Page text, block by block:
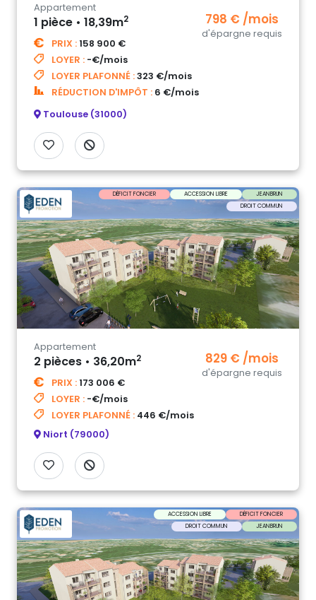
798 € /mois
d'épargne requis
Appartement
1 pièce • 18,39m2
PRIX : 158 900 €
LOYER : -€/mois
LOYER PLAFONNÉ :323 €/mois
RÉDUCTION D'IMPÔT : 6 €/mois
Toulouse (31000)
DÉFICIT FONCIER ACCESSION LIBRE
JEANBRUN
DROIT COMMUN
829 € /mois
d'épargne requis
Appartement
2 pièces • 36,20m2
PRIX : 173 006 €
LOYER : -€/mois
LOYER PLAFONNÉ : 446 €/mois
Niort (79000)
ACCESSION LIBRE
DÉFICIT FONCIER
DROIT COMMUN
JEANBRUN